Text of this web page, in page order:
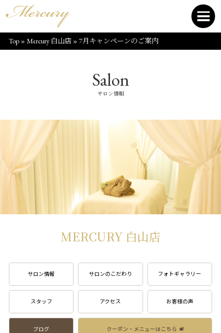
Top» Mercury 白山店» 7月キャンペーンのご案内
Salon
サロン情報
MERCURY 白山店
サロン情報 サロンのこだわり フォトギャラリー
スタッフ アクセス お客様の声
ブログ クーポン・メニューはこちら